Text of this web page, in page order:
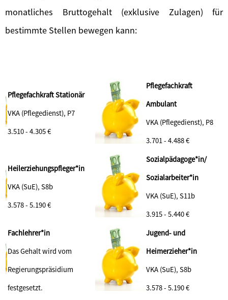
monatliches Bruttogehalt (exklusive Zulagen) für
bestimmte Stellen bewegen kann:
Pflegefachkraft Stationär
VKA (Pflegedienst), P7
3.510 - 4.305 €
Pflegefachkraft
Ambulant
VKA (Pflegedienst), P8
3.701 - 4.488 €
Heilerziehungspfleger*in
VKA (SuE), S8b
3.578 - 5.190€
Sozialpädagoge*in/
Sozialarbeiter*in
VKA (SuE), S11b
3.915 - 5.440 €
Fachlehrer*in
Das Gehalt wird vom
Regierungspräsidium
festgesetzt.
Jugend- und
Heimerzieher*in
VKA (SuE), S8b
3.578 - 5.190 €